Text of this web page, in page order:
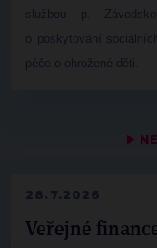
▶
28.7.2026
Veřejné
službou p.
o poskytování
péče o ohrožené děti.